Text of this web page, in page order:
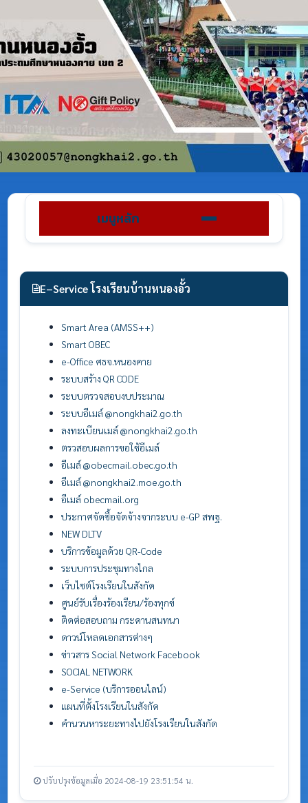
เมนูหลัก
E–Service โรงเรียนบ้านหนองอั้ว
Smart Area (AMSS++)
Smart OBEC
e-Office ศธจ.หนองคาย
ระบบสร้าง QR CODE
ระบบตรวจสอบงบประมาณ
ระบบอีเมล์ @nongkhai2.go.th
ลงทะเบียนเมล์ @nongkhai2.go.th
ตรวสอบผลการขอใช้อีเมล์
อีเมล์ @obecmail.obec.go.th
อีเมล์ @nongkhai2.moe.go.th
อีเมล์ obecmail.org
ประกาศจัดซื้อจัดจ้างจากระบบ e-GP สพฐ.
NEW DLTV
บริการข้อมูลด้วย QR-Code
ระบบการประชุมทางไกล
เว็บไซต์โรงเรียนในสังกัด
ศูนย์รับเรื่องร้องเรียน/ร้องทุกข์
ติดต่อสอบถาม กระดานสนทนา
ดาวน์โหลดเอกสารต่างๆ
ข่าวสาร Social Network Facebook
SOCIAL NETWORK
e-Service (บริการออนไลน์)
แผนที่ตั้งโรงเรียนในสังกัด
คำนวนหาระยะทางไปยังโรงเรียนในสังกัด
ปรับปรุงข้อมูลเมื่อ 2024-08-19 23:51:54 น.